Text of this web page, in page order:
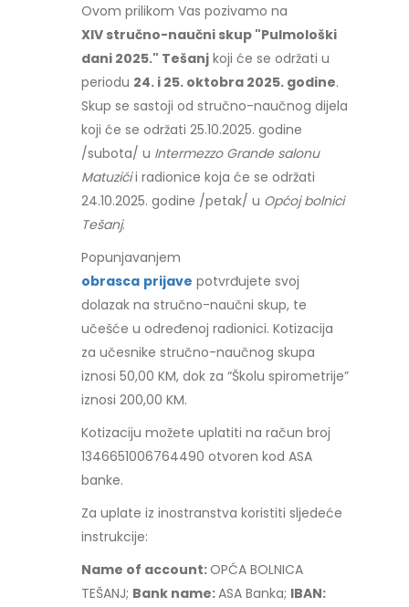
Ovom prilikom Vas pozivamo na
XIV stručno-naučni skup "Pulmološki
dani 2025." Tešanjkoji će se održati u
periodu 24. i 25. oktobra 2025. godine.
Skup se sastoji od stručno-naučnog dijela
koji će se održati 25.10.2025. godine
/subota/ u Intermezzo Grande salonu
Matuzićii radionice koja će se održati
24.10.2025. godine /petak/ u Općoj bolnici
Tešanj.
Popunjavanjem
obrasca prijave potvrđujete svoj
dolazak na stručno-naučni skup, te
učešće u određenoj radionici. Kotizacija
za učesnike stručno-naučnog skupa
iznosi 50,00 KM, dok za “Školu spirometrije”
iznosi 200,00 KM.
Kotizaciju možete uplatiti na račun broj
1346651006764490 otvoren kod ASA
banke.
Za uplate iz inostranstva koristiti sljedeće
instrukcije:
Name of account:OPĆA BOLNICA
TEŠANJ; Bank name:ASA Banka; IBAN: